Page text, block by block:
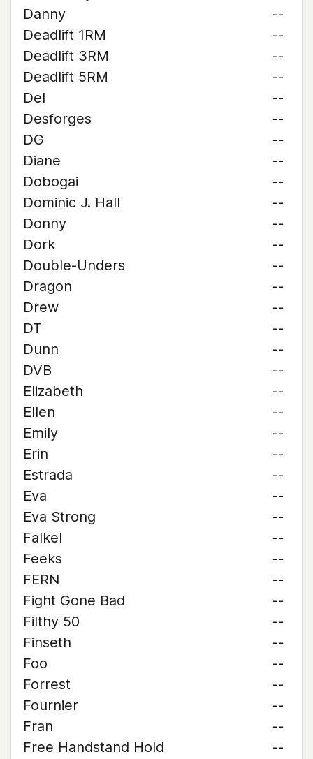
Danny
--
Deadlift 1RM
--
Deadlift 3RM
--
Deadlift 5RM
--
Del
--
Desforges
--
DG
--
Diane
--
Dobogai
--
Dominic J. Hall
--
Donny
--
Dork
--
Double-Unders
--
Dragon
--
Drew
--
DT
--
Dunn
--
DVB
--
Elizabeth
--
Ellen
--
Emily
--
Erin
--
Estrada
--
Eva
--
Eva Strong
--
Falkel
--
Feeks
--
FERN
--
Fight Gone Bad
--
Filthy 50
--
Finseth
--
Foo
--
Forrest
--
Fournier
--
Fran
--
Free Handstand Hold
--